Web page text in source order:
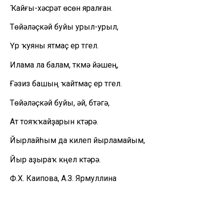
Ҡайғы-хәсрәт өсөн яралған.
Төйәләҫкәй буйы урыл-урыл,
Үр ҡуяны ятмаҫ ер түгел.
Илама ла балам, түкмә йәшең,
Ғәзиз башың ҡайтмаҫ ер түгел.
Төйәләҫкәй буйы, әй, бүтәгә,
Ат тояҡҡайҙарын күтәрә.
Йырлайһым да килеп йырламайым,
Йыр аҙыраҡ күңел күтәрә.
Ф.Х. Каипова, А.З. Ярмуллина